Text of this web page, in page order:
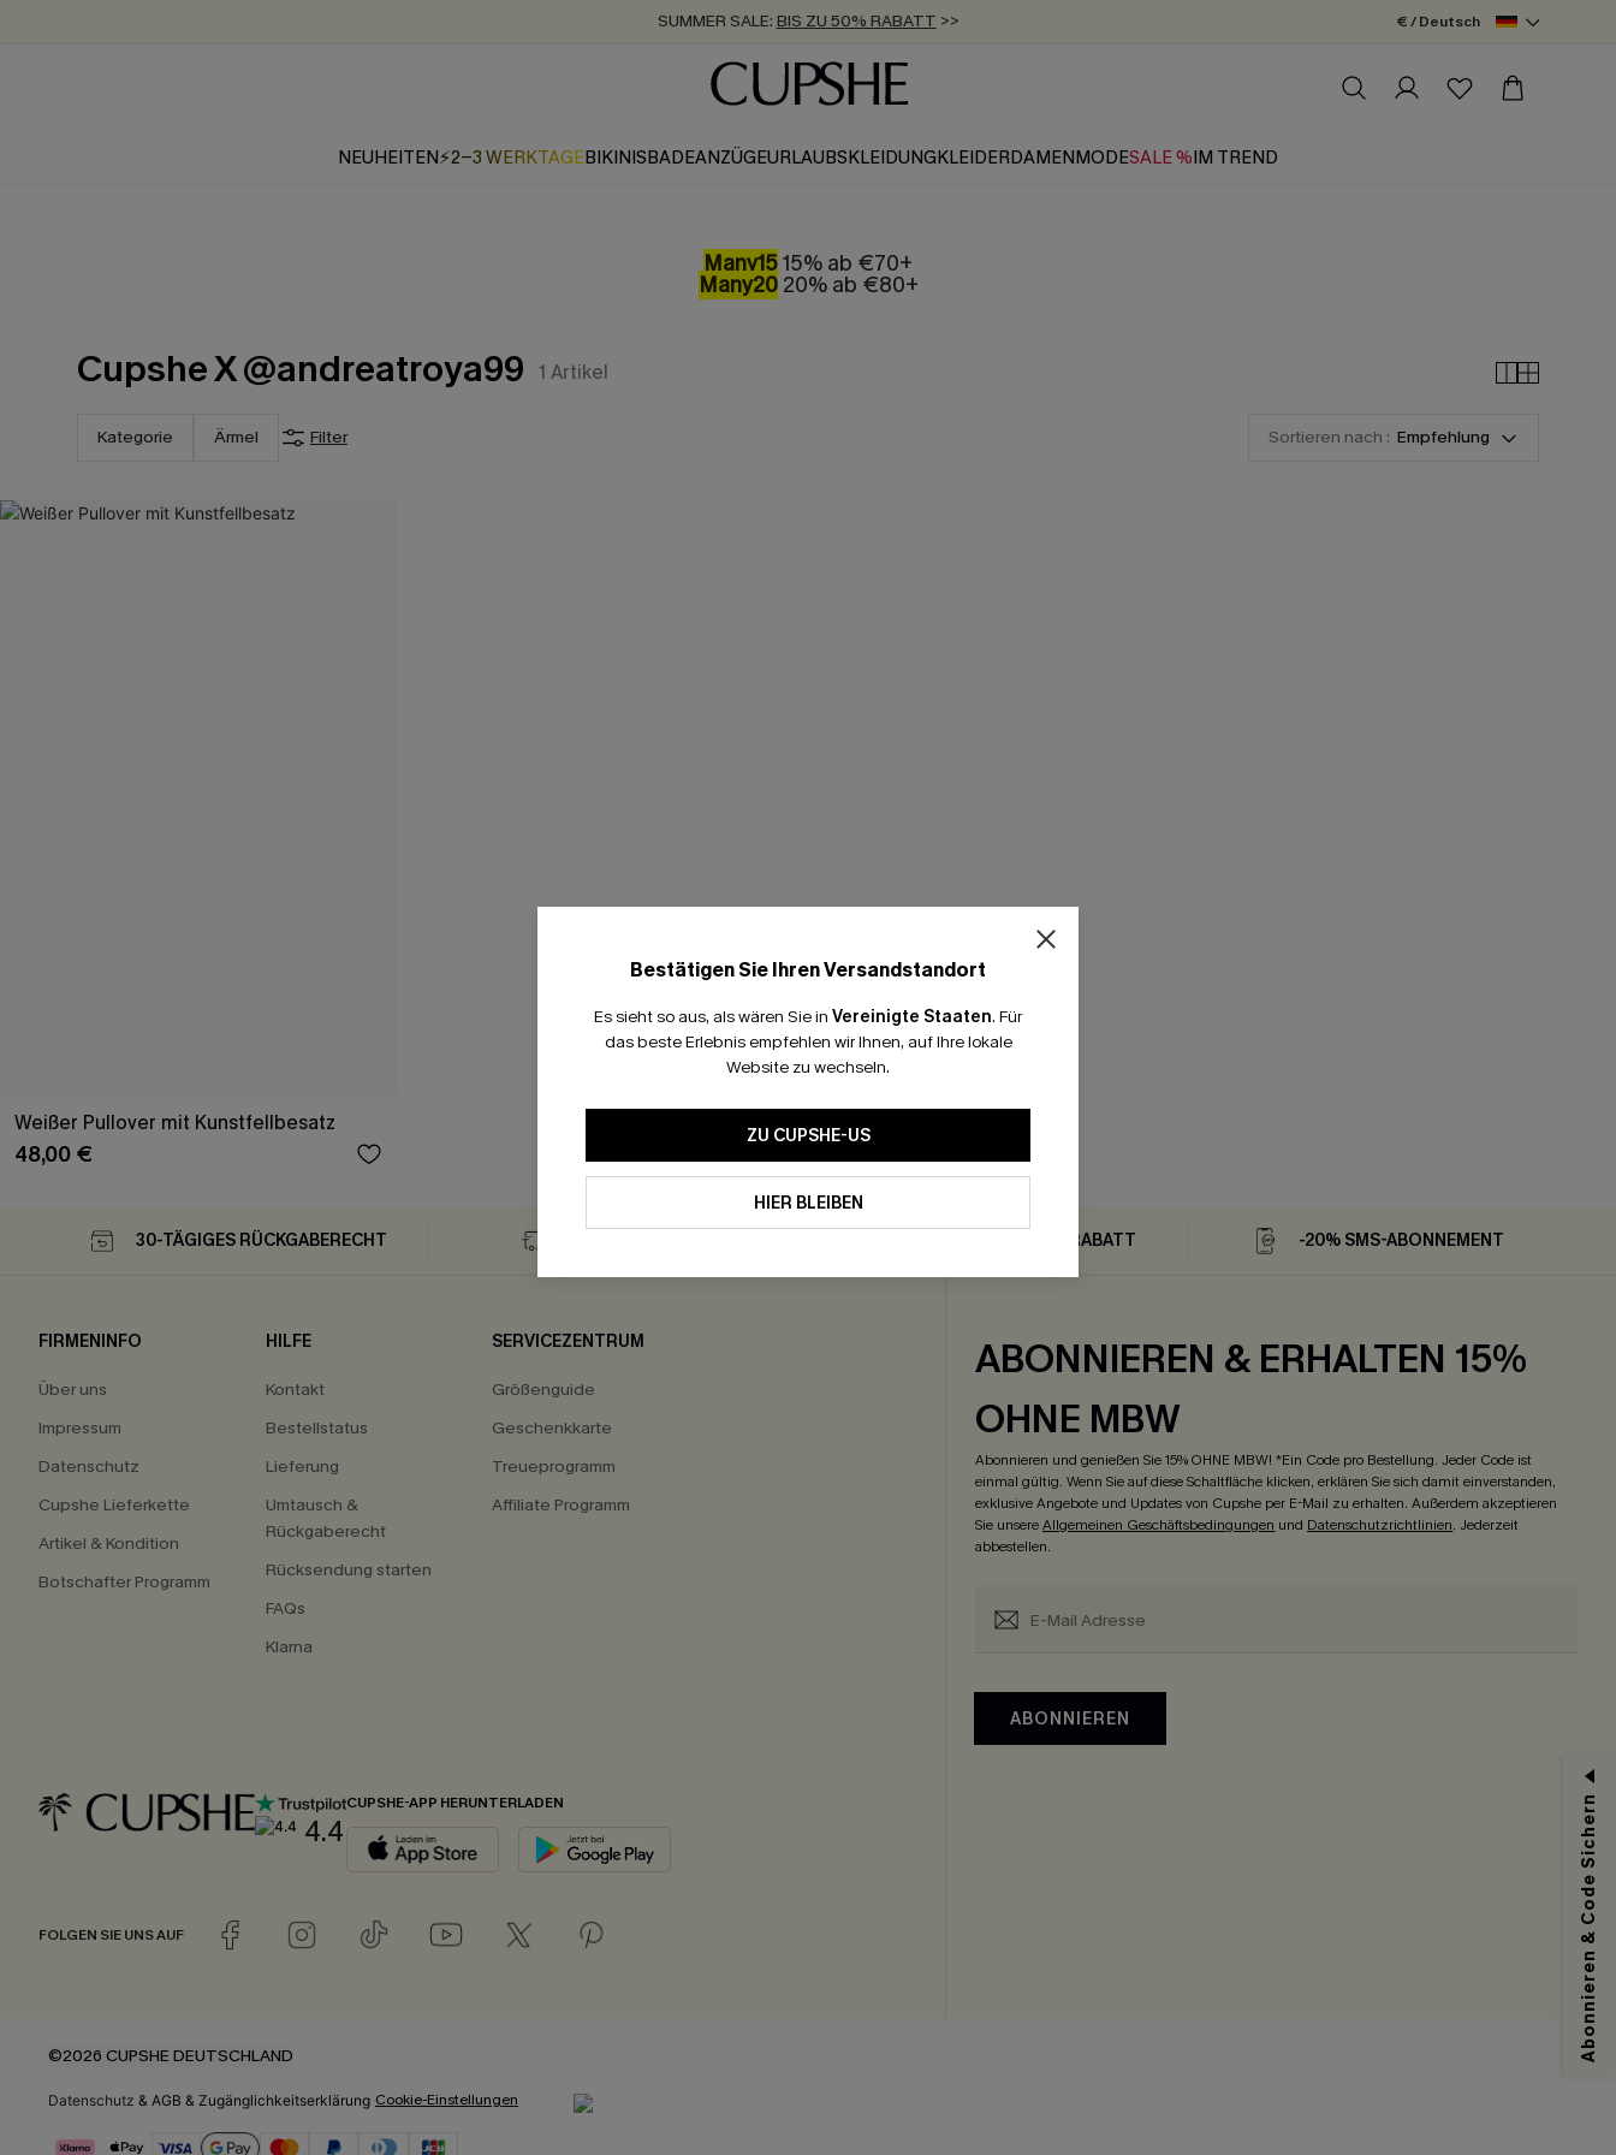
SUMMER SALE: BIS ZU 50% RABATT >>
ZUM NEWSLETTER:BIS ZU -20% EXTRA ERHALTEN
KOSTENLOSER VERSAND AB 89 €
€ / Deutsch
NEUHEITEN⚡2-3 WERKTAGEBIKINISBADEANZÜGEURLAUBSKLEIDUNGKLEIDERDAMENMODESALE %IM TREND
Many1515% ab €70+
Many2020% ab €80+
Cupshe X @andreatroya99 1 Artikel
Kategorie Ärmel Filter Sortieren nach : Empfehlung
Weißer Pullover mit Kunstfellbesatz
48,00 €
Bestätigen Sie Ihren Versandstandort
Es sieht so aus, als wären Sie in Vereinigte Staaten. Für
das beste Erlebnis empfehlen wir Ihnen, auf Ihre lokale
Website zu wechseln.
ZU CUPSHE-US
HIER BLEIBEN
30-TÄGIGES RÜCKGABERECHT
-15% NEWSLETTER-RABATT -20% SMS-ABONNEMENT
FIRMENINFO
Über uns
Impressum
Datenschutz
Cupshe Lieferkette
Artikel & Kondition
Botschafter Programm
HILFE
Kontakt
Bestellstatus
Lieferung
Umtausch &
Rückgaberecht
Rücksendung starten
FAQs
Klarna
SERVICEZENTRUM
Größenguide
Geschenkkarte
Treueprogramm
Affiliate Programm
4.4
CUPSHE-APP HERUNTERLADEN
FOLGEN SIE UNS AUF
ABONNIEREN & ERHALTEN 15%
OHNE MBW
Abonnieren und genießen Sie 15% OHNE MBW! *Ein Code pro Bestellung. Jeder Code ist
einmal gültig. Wenn Sie auf diese Schaltfläche klicken, erklären Sie sich damit einverstanden,
exklusive Angebote und Updates von Cupshe per E-Mail zu erhalten. Außerdem akzeptieren
Sie unsereAllgemeinen Geschäftsbedingungen und Datenschutzrichtlinien. Jederzeit
abbestellen.
ABONNIEREN
©2026 CUPSHE DEUTSCHLAND
Datenschutz & AGB & Zugänglichkeitserklärung Cookie-Einstellungen
Abonnieren & Code Sichern